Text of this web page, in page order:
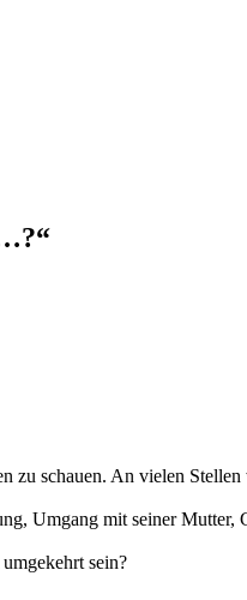
schauen. An vielen
Umgang mit seiner Mutter,
sein?